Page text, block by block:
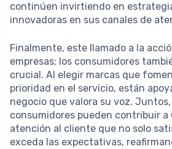
continúen invirtiendo en
innovadoras en sus canales de
Finalmente, este llamado a la
empresas; los consumidores
crucial. Al elegir marcas que
prioridad en el servicio, están
negocio que valora su voz.
consumidores pueden contribuir a
atención al cliente que no solo
exceda las expectativas,